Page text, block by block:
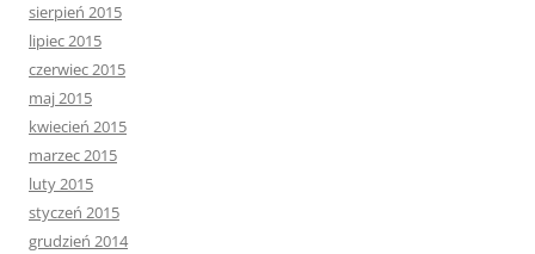
sierpień 2015
lipiec 2015
czerwiec 2015
maj 2015
kwiecień 2015
marzec 2015
luty 2015
styczeń 2015
grudzień 2014